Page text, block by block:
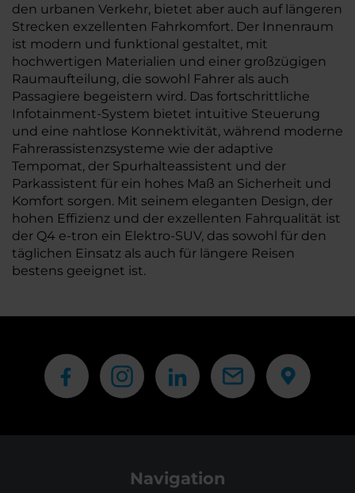
den urbanen Verkehr, bietet aber auch auf längeren
Strecken exzellenten Fahrkomfort. Der Innenraum
ist modern und funktional gestaltet, mit
hochwertigen Materialien und einer großzügigen
Raumaufteilung, die sowohl Fahrer als auch
Passagiere begeistern wird. Das fortschrittliche
Infotainment-System bietet intuitive Steuerung
und eine nahtlose Konnektivität, während moderne
Fahrerassistenzsysteme wie der adaptive
Tempomat, der Spurhalteassistent und der
Parkassistent für ein hohes Maß an Sicherheit und
Komfort sorgen. Mit seinem eleganten Design, der
hohen Effizienz und der exzellenten Fahrqualität ist
der Q4 e-tron ein Elektro-SUV, das sowohl für den
täglichen Einsatz als auch für längere Reisen
bestens geeignet ist.
Navigation